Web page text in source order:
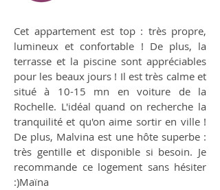
Cet appartement est top : très propre,
lumineux et confortable ! De plus, la
terrasse et la piscine sont appréciables
pour les beaux jours ! Il est très calme et
situé à 10-15 mn en voiture de la
Rochelle. L'idéal quand on recherche la
tranquilité et qu'on aime sortir en ville !
De plus, Malvina est une hôte superbe :
très gentille et disponible si besoin. Je
recommande ce logement sans hésiter
:)Maïna